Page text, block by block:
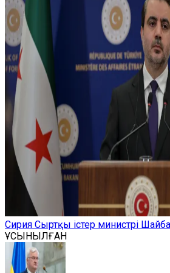
Сирия Сыртқы істер министрі
ҰСЫНЫЛҒАН